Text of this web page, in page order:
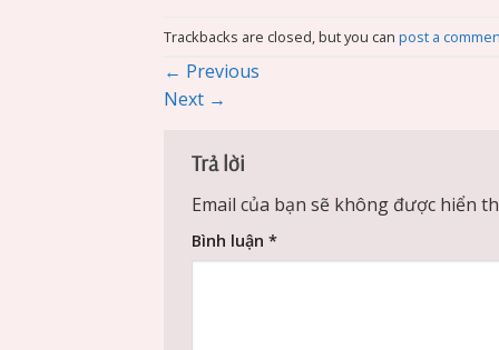
Trackbacks are closed, but you can post a
← Previous
Next →
Trả lời
Email của bạn sẽ không được hiển
Bình luận *